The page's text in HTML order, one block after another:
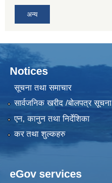
अन्य
Notices
सूचना तथा समाचार
सार्वजनिक खरीद /बोलपत्र सूचना
एन, कानुन तथा निर्देशिका
कर तथा शुल्कहरु
eGov services